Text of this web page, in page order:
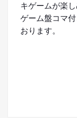
キゲームが楽し
ゲーム盤コマ
おります。